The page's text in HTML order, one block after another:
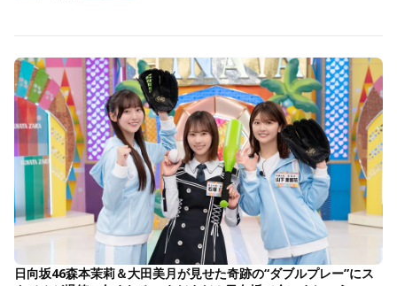
日向坂46森本茉莉＆大田美月が見せた奇跡の“ダブルプレー”にス